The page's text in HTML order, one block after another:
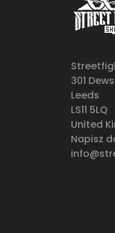
301
Leeds
LS11 5LQ
United
Napisz